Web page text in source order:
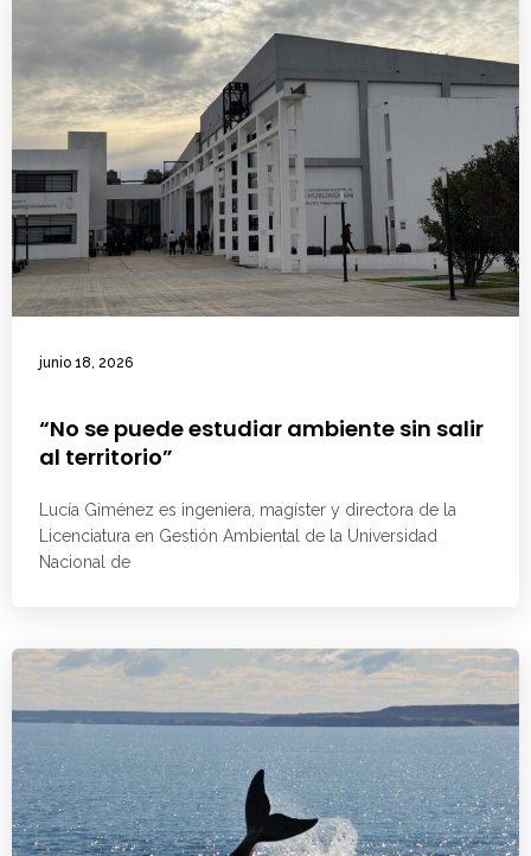
junio 18, 2026
“No se puede estudiar ambiente sin salir
al territorio”
Lucía Giménez es ingeniera, magíster y directora de la
Licenciatura en Gestión Ambiental de la Universidad
Nacional de